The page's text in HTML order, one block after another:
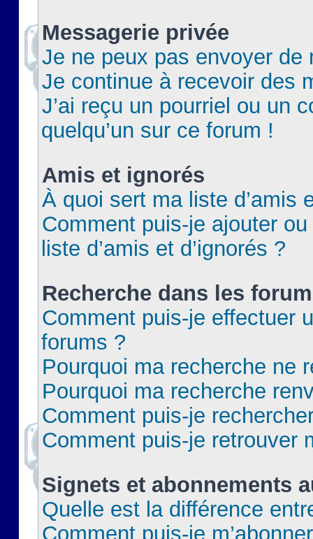
Messagerie privée
Je ne peux pas envoyer de
Je continue à recevoir des
J’ai reçu un pourriel ou un
quelqu’un sur ce forum !
Amis et ignorés
À quoi sert ma liste d’amis
Comment puis-je ajouter
liste d’amis et d’ignorés ?
Recherche dans les
Comment puis-je effectuer
forums ?
Pourquoi ma recherche ne
Pourquoi ma recherche
Comment puis-je
Comment puis-je retrouver
Signets et abonnements
Quelle est la différence
Comment puis-je